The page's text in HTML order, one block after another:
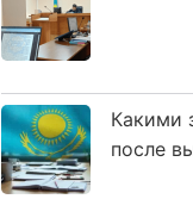
Какими
после